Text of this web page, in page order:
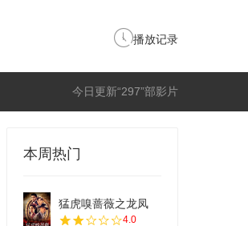
播放记录
今日更新“297”部影片
本周热门
猛虎嗅蔷薇之龙凤
4.0